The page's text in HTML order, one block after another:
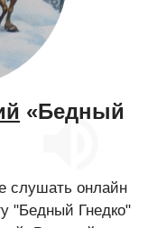
«Бедный
слушать онлайн
"Бедный Гнедко"